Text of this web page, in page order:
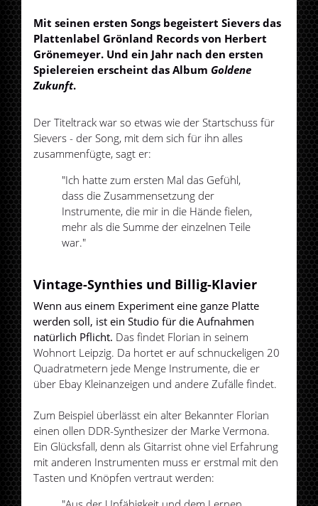
Mit seinen ersten Songs begeistert Sievers das
Plattenlabel Grönland Records von Herbert
Grönemeyer. Und ein Jahr nach den ersten
Spielereien erscheint das Album Goldene
Zukunft.
Der Titeltrack war so etwas wie der Startschuss für
Sievers - der Song, mit dem sich für ihn alles
zusammenfügte, sagt er:
"Ich hatte zum ersten Mal das Gefühl,
dass die Zusammensetzung der
Instrumente, die mir in die Hände fielen,
mehr als die Summe der einzelnen Teile
war."
Vintage-Synthies und Billig-Klavier
Wenn aus einem Experiment eine ganze Platte
werden soll, ist ein Studio für die Aufnahmen
natürlich Pflicht. Das findet Florian in seinem
Wohnort Leipzig. Da hortet er auf schnuckeligen 20
Quadratmetern jede Menge Instrumente, die er
über Ebay Kleinanzeigen und andere Zufälle findet.
Zum Beispiel überlässt ein alter Bekannter Florian
einen ollen DDR-Synthesizer der Marke Vermona.
Ein Glücksfall, denn als Gitarrist ohne viel Erfahrung
mit anderen Instrumenten muss er erstmal mit den
Tasten und Knöpfen vertraut werden: